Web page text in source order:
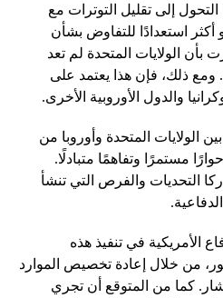
إلى تقليل التوترات مع
استعدادًا للتفاوض بشأن
بأن الولايات المتحدة لم تعد
ومع ذلك، فإن هذا يعتمد على
والدول الأوروبية الأخرى.
بين الولايات المتحدة وأوروبا من
مستمرًا وتفاهمًا متبادلًا.
التحديات والفرص التي تنشأ
الأمريكية في تنفيذ هذه
من خلال إعادة تخصيص الموارد
كما من المتوقع أن تجري